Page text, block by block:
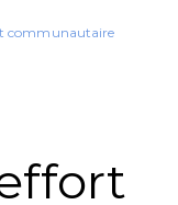
communautaire